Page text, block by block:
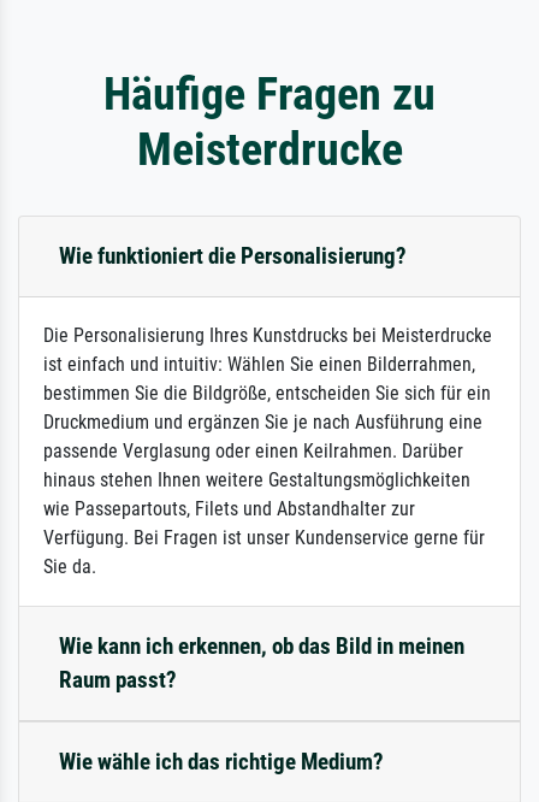
Häufige Fragen zu
Meisterdrucke
Wie funktioniert die Personalisierung?
Die Personalisierung Ihres Kunstdrucks bei Meisterdrucke
ist einfach und intuitiv: Wählen Sie einen Bilderrahmen,
bestimmen Sie die Bildgröße, entscheiden Sie sich für ein
Druckmedium und ergänzen Sie je nach Ausführung eine
passende Verglasung oder einen Keilrahmen. Darüber
hinaus stehen Ihnen weitere Gestaltungsmöglichkeiten
wie Passepartouts, Filets und Abstandhalter zur
Verfügung. Bei Fragen ist unser Kundenservice gerne für
Sie da.
Wie kann ich erkennen, ob das Bild in meinen
Raum passt?
Wie wähle ich das richtige Medium?